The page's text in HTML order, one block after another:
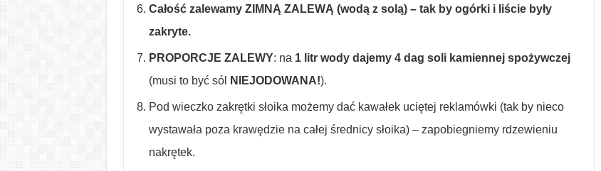
Całość zalewamy ZIMNĄ ZALEWĄ (wodą z solą) – tak by ogórki i liście były
zakryte.
PROPORCJE ZALEWY: na 1 litr wody dajemy 4 dag soli kamiennej spożywczej
(musi to być sól
NIEJODOWANA!).
Pod wieczko zakrętki słoika możemy dać kawałek uciętej reklamówki (tak by nieco
wystawała poza krawędzie na całej średnicy słoika) – zapobiegniemy rdzewieniu
nakrętek.